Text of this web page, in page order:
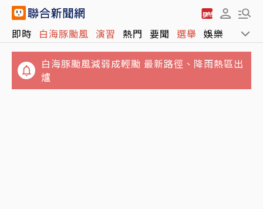
即時 白海豚颱風 演習 熱門 要聞 選舉 娛樂 運動
白海豚颱風減弱成輕颱 最新路徑、降雨熱區出
爐